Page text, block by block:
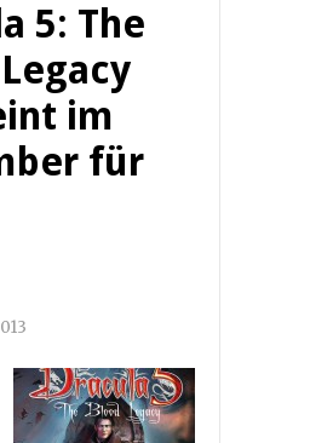
5: The
im
für